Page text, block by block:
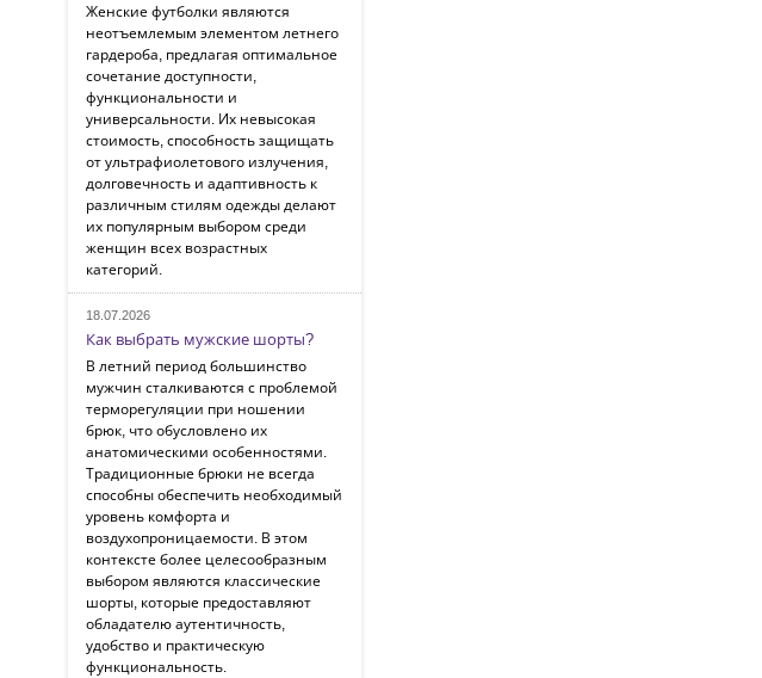
Женские футболки являются
неотъемлемым элементом летнего
гардероба, предлагая оптимальное
сочетание доступности,
функциональности и
универсальности. Их невысокая
стоимость, способность защищать
от ультрафиолетового излучения,
долговечность и адаптивность к
различным стилям одежды делают
их популярным выбором среди
женщин всех возрастных
категорий.
18.07.2026
Как выбрать мужские шорты?
В летний период большинство
мужчин сталкиваются с проблемой
терморегуляции при ношении
брюк, что обусловлено их
анатомическими особенностями.
Традиционные брюки не всегда
способны обеспечить необходимый
уровень комфорта и
воздухопроницаемости. В этом
контексте более целесообразным
выбором являются классические
шорты, которые предоставляют
обладателю аутентичность,
удобство и практическую
функциональность.